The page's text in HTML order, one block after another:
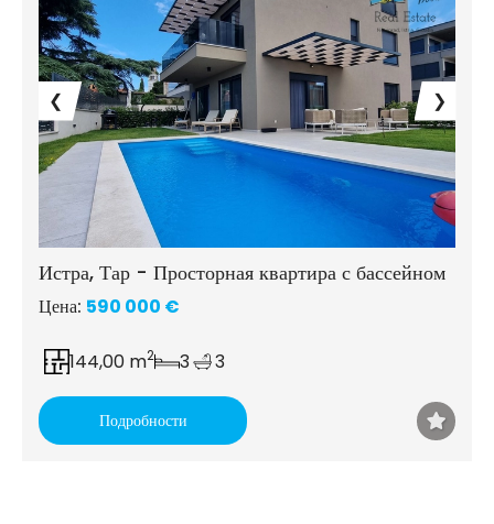
❮ ❯
Истра, Тар - Просторная квартира с бассейном
Цена: 590 000 €
144,00 m2 3 3
Подробности